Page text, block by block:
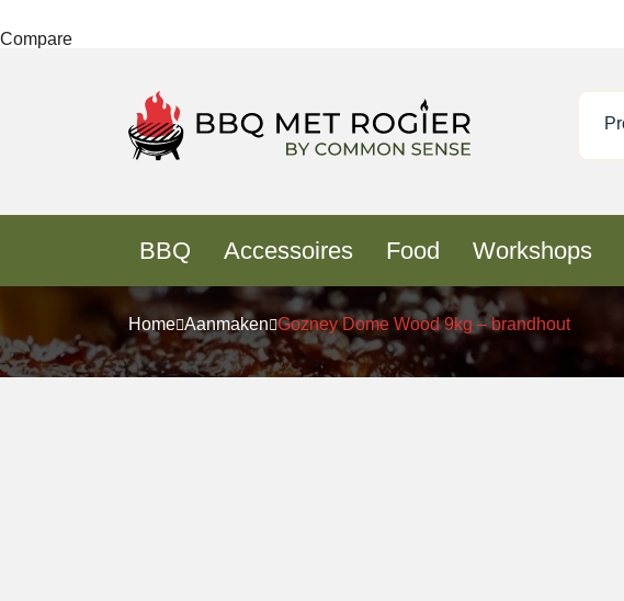
BBQ Accessoires Food Workshops
Home Aanmaken Gozney Dome Wood 9kg – brandhout
Compare